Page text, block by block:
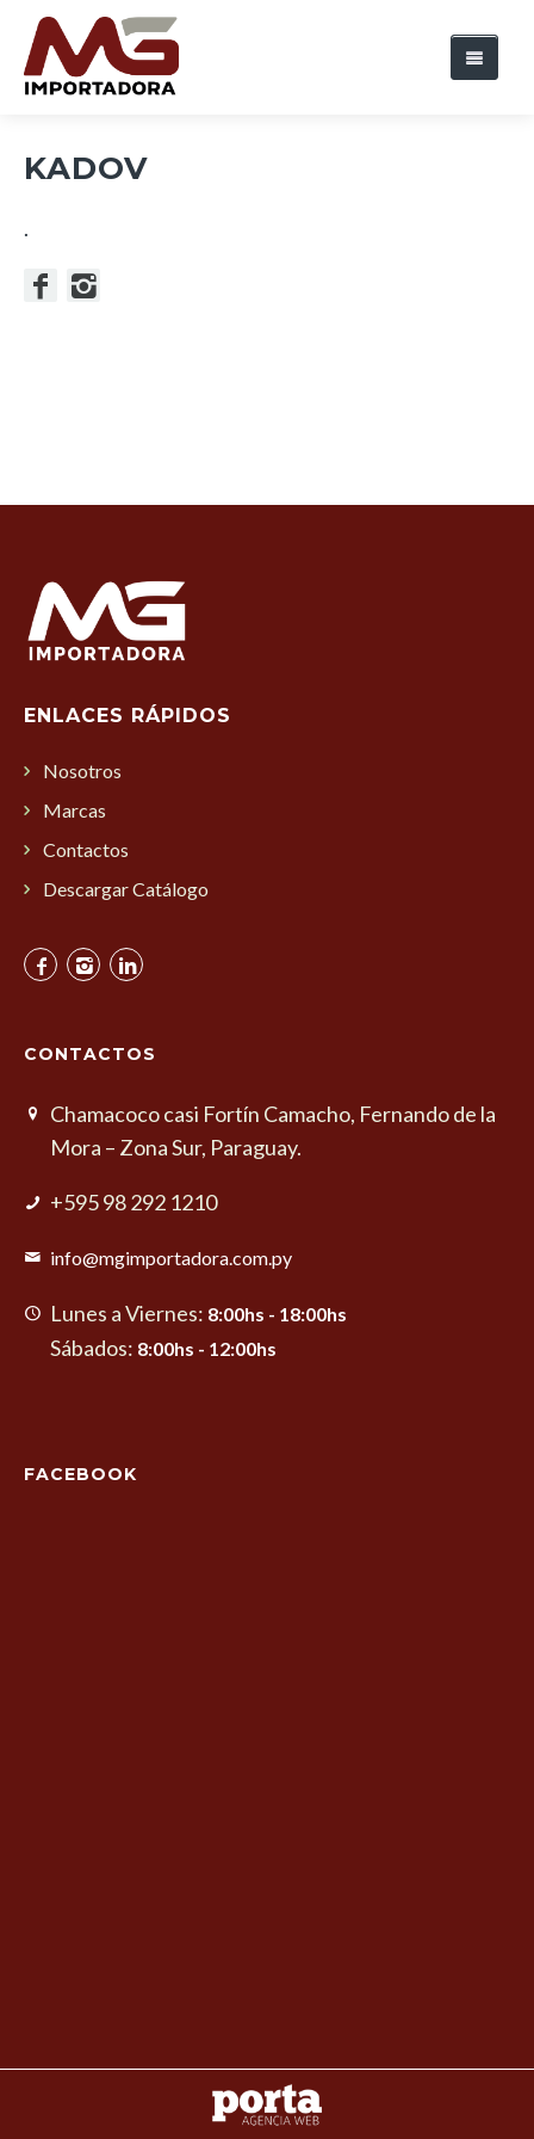
Cobertura Nacional
KADOV
.
ENLACES RÁPIDOS
Nosotros
Marcas
Contactos
Descargar Catálogo
CONTACTOS
Chamacoco casi Fortín Camacho, Fernando de la
Mora – Zona Sur, Paraguay.
+595 98 292 1210
info@mgimportadora.com.py
Lunes a Viernes: 8:00hs - 18:00hs
Sábados: 8:00hs - 12:00hs
FACEBOOK